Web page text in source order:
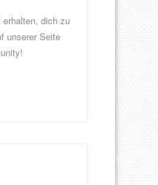
dich zu
unserer Seite